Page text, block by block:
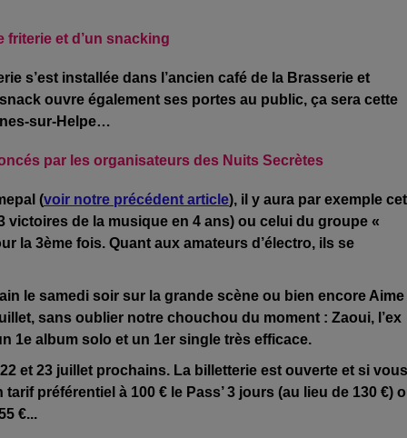
friterie et d’un snacking
s’est installée dans l’ancien café de la Brasserie et
ouvre également ses portes au public, ça sera cette
sur-Helpe…
par les organisateurs des Nuits Secrètes
(voir notre précédent article), il y aura par exemple
de la musique en 4 ans) ou celui du groupe «
la 3ème fois. Quant aux amateurs d’électro, ils se
le samedi soir sur la grande scène ou bien encore Aime
sans oublier notre chouchou du moment : Zaoui, l’ex
1e album solo et un 1er single très efficace.
et 23 juillet prochains. La billetterie est ouverte et si vous
préférentiel à 100 € le Pass’ 3 jours (au lieu de 130 €)
€...